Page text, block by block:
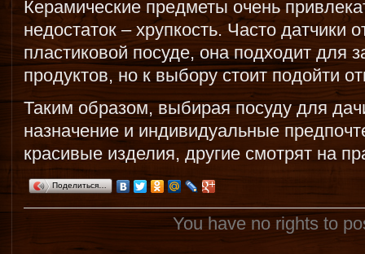
Керамические предметы очень
недостаток – хрупкость. Часто датчики
пластиковой посуде, она подходит для
продуктов, но к выбору стоит подойти
Таким образом, выбирая посуду для
назначение и индивидуальные
красивые изделия, другие смотрят на
Поделиться…
You have no rights to